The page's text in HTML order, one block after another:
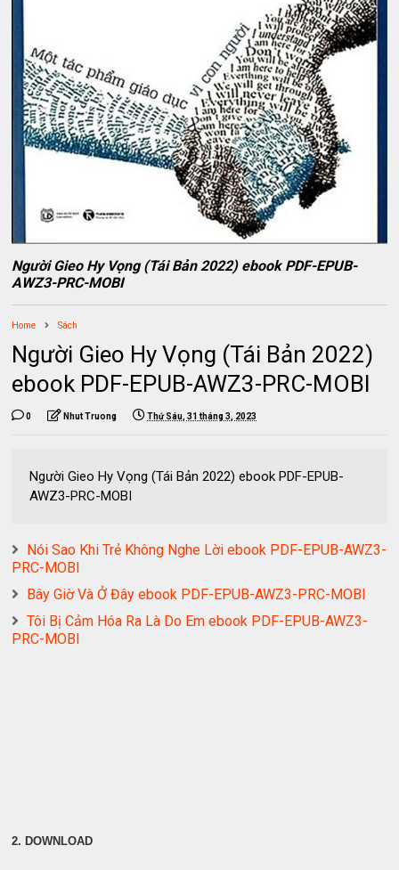
Người Gieo Hy Vọng (Tái Bản 2022) ebook PDF-EPUB-
AWZ3-PRC-MOBI
Home Sách
Người Gieo Hy Vọng (Tái Bản 2022)
ebook PDF-EPUB-AWZ3-PRC-MOBI
0 Nhut Truong Thứ Sáu, 31 tháng 3, 2023
Người Gieo Hy Vọng (Tái Bản 2022) ebook PDF-EPUB-
AWZ3-PRC-MOBI
Nói Sao Khi Trẻ Không Nghe Lời ebook PDF-EPUB-AWZ3-
PRC-MOBI
Bây Giờ Và Ở Đây ebook PDF-EPUB-AWZ3-PRC-MOBI
Tôi Bị Cảm Hóa Ra Là Do Em ebook PDF-EPUB-AWZ3-
PRC-MOBI
2. DOWNLOAD